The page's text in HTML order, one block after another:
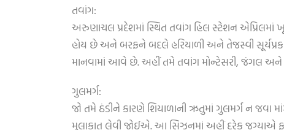
તવાંગ:
અરુણાચલ પ્રદેશમાં સ્થિત તવાંગ હિલ સ્ટેશન
હોય છે અને બરફને બદલે હરિયાળી અને તેજસ્વી
માનવામાં આવે છે. અહીં તમે તવાંગ મોન્ટેસરી, જંગલ અને
ગુલમર્ગ:
જો તમે ઠંડીને કારણે શિયાળાની ઋતુમાં ગુલમર્ગ ન જવા
મુલાકાત લેવી જોઈએ. આ સિઝનમાં અહીં દરેક જગ્યાએ